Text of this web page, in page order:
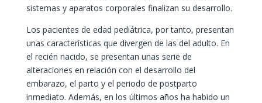
sistemas y aparatos corporales finalizan su desarrollo.
Los pacientes de edad pediátrica, por tanto, presentan
unas características que divergen de las del adulto. En
el recién nacido, se presentan unas serie de
alteraciones en relación con el desarrollo del
embarazo, el parto y el periodo de postparto
inmediato. Además, en los últimos años ha habido un